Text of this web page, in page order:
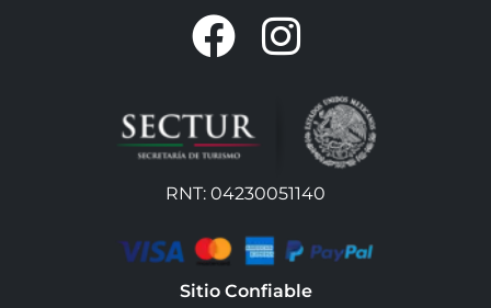
RNT: 04230051140
Sitio Confiable